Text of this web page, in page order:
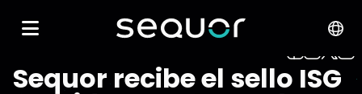
Sequor recibe el sello ISG